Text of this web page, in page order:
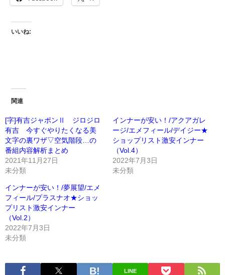
いいね:
関連
[字]有吉ジャポンⅡ ジロジロ
有吉 今すぐやりたくなる美
文字の裏ワザ▽空気階段…の
番組内容解析まとめ
2021年11月27日
未分類
インナーが安い！/アクアガレ
ージ/エメフィール/デイジー★
ショップリスト激安インナー
（Vol.4）
2022年7月3日
未分類
インナーが安い！/夢展望/エメ
フィール/プラスナオ★ショッ
プリスト激安インナー
（Vol.2）
2022年7月3日
未分類
LINE